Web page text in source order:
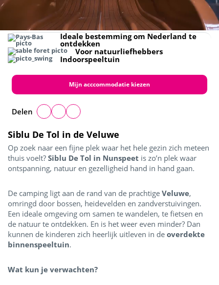
Siblu De Tol in de Veluwe
Op zoek naar een fijne plek waar het hele gezin zich meteen
thuis voelt? Siblu De Tol in Nunspeet is zo’n plek waar
ontspanning, natuur en gezelligheid hand in hand gaan.
De camping ligt aan de rand van de prachtige Veluwe,
omringd door bossen, heidevelden en zandverstuivingen.
Een ideale omgeving om samen te wandelen, te fietsen en
de natuur te ontdekken. En is het weer even minder? Dan
kunnen de kinderen zich heerlijk uitleven in de overdekte
binnenspeeltuin.
Wat kun je verwachten?
Ideale bestemming om Nederland te
ontdekken
Voor natuurliefhebbers
Indoorspeeltuin
Mijn acccommodatie kiezen
Delen